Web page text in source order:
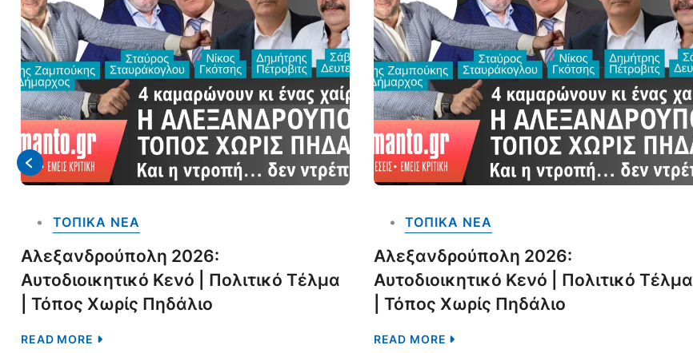
ΤΟΠΙΚΑ NEA
Αλεξανδρούπολη 2026:
Αυτοδιοικητικό Κενό | Πολιτικό Τέλμα
| Τόπος Χωρίς Πηδάλιο
READ MORE
ΤΟΠΙΚΑ NEA
Αλεξανδρούπολη 2026:
Αυτοδιοικητικό Κενό | Πολιτικό Τέλμα
| Τόπος Χωρίς Πηδάλιο
READ MORE